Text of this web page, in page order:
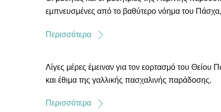
εμπνευσμένες από το βαθύτερο νόημα του
Περισσότερα
Λίγες μέρες έμειναν για τον εορτασμό του
και έθιμα της γαλλικής πασχαλινής παράδοσης.
Περισσότερα